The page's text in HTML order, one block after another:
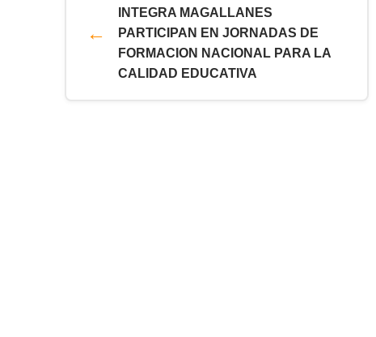
INTEGRA MAGALLANES
PARTICIPAN EN JORNADAS DE
FORMACION NACIONAL PARA LA
CALIDAD EDUCATIVA